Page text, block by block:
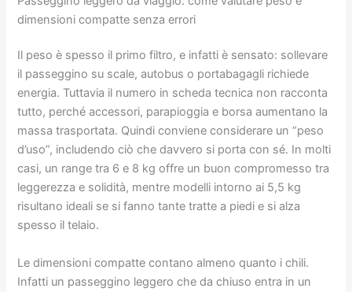
dimensioni compatte senza errori
Il peso è spesso il primo filtro, e infatti è sensato: sollevare
il passeggino su scale, autobus o portabagagli richiede
energia. Tuttavia il numero in scheda tecnica non racconta
tutto, perché accessori, parapioggia e borsa aumentano la
massa trasportata. Quindi conviene considerare un “peso
d’uso”, includendo ciò che davvero si porta con sé. In molti
casi, un range tra 6 e 8 kg offre un buon compromesso tra
leggerezza e solidità, mentre modelli intorno ai 5,5 kg
risultano ideali se si fanno tante tratte a piedi e si alza
spesso il telaio.
Le dimensioni compatte contano almeno quanto i chili.
Infatti un passeggino leggero che da chiuso entra in un